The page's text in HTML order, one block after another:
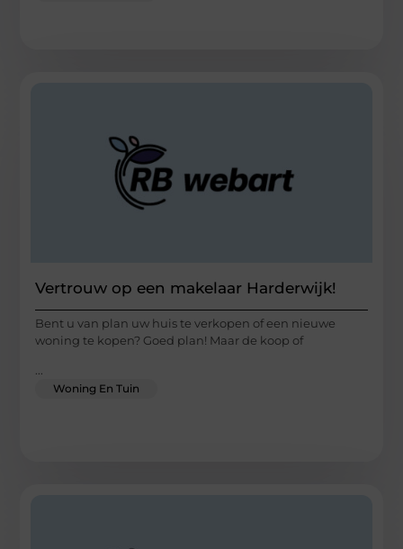
Vertrouw op een makelaar Harderwijk!
Bent u van plan uw huis te verkopen of een nieuwe
woning te kopen? Goed plan! Maar de koop of
...
Woning En Tuin